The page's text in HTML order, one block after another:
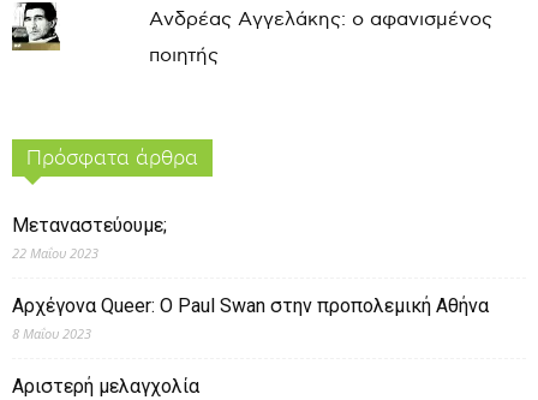
Ανδρέας Αγγελάκης: ο αφανισμένος
ποιητής
Πρόσφατα άρθρα
Μεταναστεύουμε;
22 Μαΐου 2023
Αρχέγονα Queer: O Paul Swan στην προπολεμική Αθήνα
8 Μαΐου 2023
Αριστερή μελαγχολία